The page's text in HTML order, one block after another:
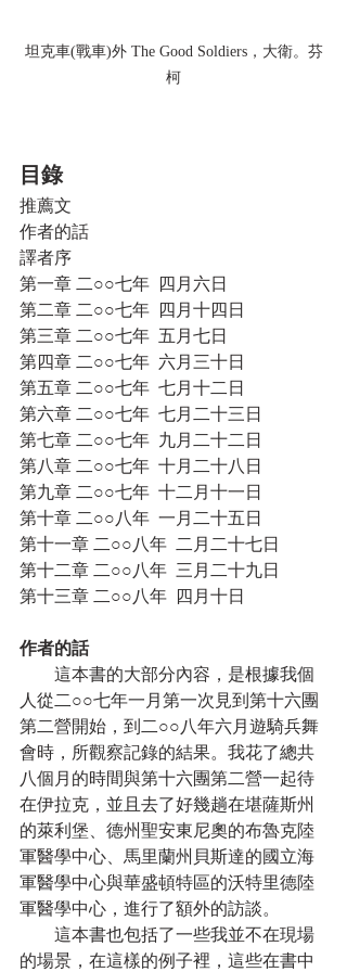
坦克車(戰車)外 The Good Soldiers，大衛。芬
柯
目錄
推薦文
作者的話
譯者序
第一章 二○○七年  四月六日
第二章 二○○七年  四月十四日
第三章 二○○七年  五月七日
第四章 二○○七年  六月三十日
第五章 二○○七年  七月十二日
第六章 二○○七年  七月二十三日
第七章 二○○七年  九月二十二日
第八章 二○○七年  十月二十八日
第九章 二○○七年  十二月十一日
第十章 二○○八年  一月二十五日
第十一章 二○○八年  二月二十七日
第十二章 二○○八年  三月二十九日
第十三章 二○○八年  四月十日
作者的話
這本書的大部分內容，是根據我個
人從二○○七年一月第一次見到第十六團
第二營開始，到二○○八年六月遊騎兵舞
會時，所觀察記錄的結果。我花了總共
八個月的時間與第十六團第二營一起待
在伊拉克，並且去了好幾趟在堪薩斯州
的萊利堡、德州聖安東尼奧的布魯克陸
軍醫學中心、馬里蘭州貝斯達的國立海
軍醫學中心與華盛頓特區的沃特里德陸
軍醫學中心，進行了額外的訪談。
這本書也包括了一些我並不在現場
的場景，在這樣的例子裡，這些在書中